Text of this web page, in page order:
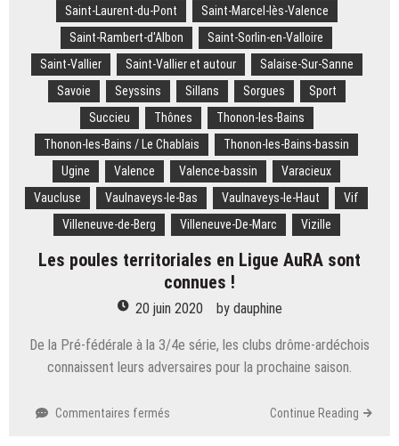
Saint-Laurent-du-Pont
Saint-Marcel-lès-Valence
Saint-Rambert-d'Albon
Saint-Sorlin-en-Valloire
Saint-Vallier
Saint-Vallier et autour
Salaise-Sur-Sanne
Savoie
Seyssins Sillans Sorgues
Sport
Succieu
Thônes
Thonon-les-Bains
Thonon-les-Bains / Le Chablais
Thonon-les-Bains-bassin
Ugine
Valence Valence-bassin
Varacieux
Vaucluse
Vaulnaveys-le-Bas Vaulnaveys-le-Haut
Vif
Villeneuve-de-Berg
Villeneuve-De-Marc Vizille
Les poules territoriales en Ligue AuRA sont
connues !
20 juin 2020 by dauphine
De la Pré-fédérale à la 3/4e série, les clubs drôme-ardéchois
connaissent leurs adversaires pour la prochaine saison.
Commentaires fermés Continue Reading